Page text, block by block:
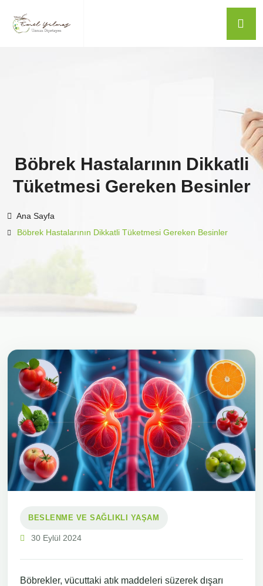
Böbrek Hastalarının Dikkatli
Tüketmesi Gereken Besinler
Ana Sayfa
Böbrek Hastalarının Dikkatli Tüketmesi Gereken Besinler
BESLENME VE SAĞLIKLI YAŞAM
30 Eylül 2024
Böbrekler, vücuttaki atık maddeleri süzerek dışarı